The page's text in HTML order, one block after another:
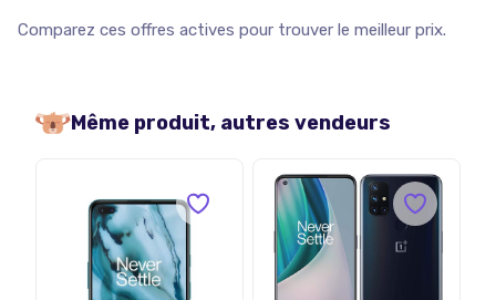
Comparez ces offres actives pour trouver le meilleur prix.
Même produit, autres vendeurs